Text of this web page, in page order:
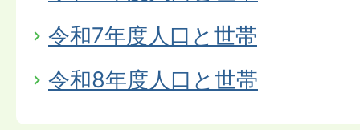
令和7年度人口と世帯
令和8年度人口と世帯